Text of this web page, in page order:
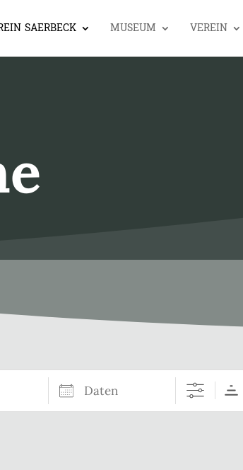
SAERBECK MUSEUM VEREIN
Daten